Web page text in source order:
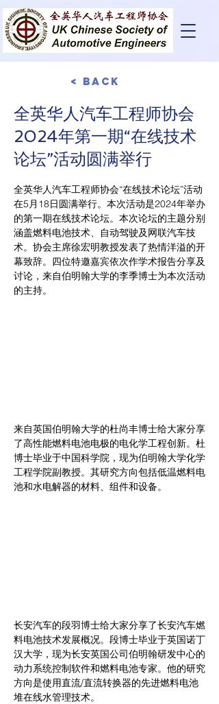
< Back
全英华人汽车工程师协会
2024年第一期“在线技术
论坛”活动圆满举行
全英华人汽车工程师协会“在线技术论坛”活动
在5月18日圆满举行。本次活动是2024年举办
的第一期在线技术论坛。本次论坛的主题分别
涵盖燃料电池技术、自动驾驶及网联汽车技
术。协会主席徐宏明教授发表了热情洋溢的开
幕致辞。四位特邀嘉宾依次作学术报告分享及
讨论，来自伯明翰大学的李季博士为本次活动
的主持。
来自英国伯明翰大学的杜尚丰博士给大家分享
了高性能燃料电池电极的电化学工程创新。杜
博士毕业于中国科学院，现为伯明翰大学化学
工程学院副教授。其研究方向包括低温燃料电
池和水电解器的材料、组件和设备。
长安汽车的段羽博士给大家分享了长安汽车燃
料电池技术发展概况。段博士毕业于英国诺丁
汉大学，现为长安英国公司伯明翰研发中心的
动力系统控制软件和燃料电池专家。他的研究
方向是使用直流/直流转换器的先进燃料电池
堆在线水管理技术。